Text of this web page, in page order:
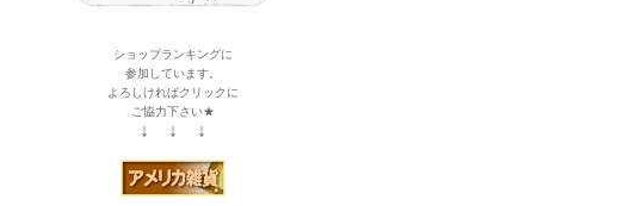
ショップランキングに
参加しています。
よろしければクリックに
ご協力下さい★
↓ ↓ ↓